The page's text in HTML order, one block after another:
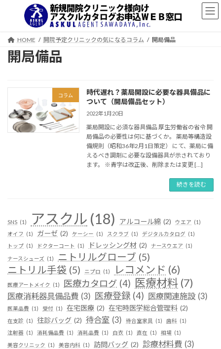
HOME 開院予定クリニックの気になるコラム 開局備品
開局備品
コラム
時代遅れ？薬局開設に必要な器具備品に
ついて（開局備品セット）
2022年1月20日
薬局開設に必須な器具備品 厚生労働省の省令 開
局備品の必要性は何に基づくか。 薬局等構造設
備規則（昭和36年2月1日策定） にて、薬局に備
えるべき調剤に必要な設備器具が示されており
ます。 ※青字は改正後、削除または変更 […]
続きを読む
SNS (1) アスクル (18) アルコール綿 (2) ウエア (1)
オイフ
(1) ガーゼ (2) ケーシー (1) スクラブ (1) デジタルカタログ (1)
トップ (1) ドクターコート (1) ドレッシング材 (2) ナースウエア (1)
ナースシューズ (1) ニトリルグローブ (5)
ニトリル手袋 (5) ニプロ (1) レコメンド (6)
医療アートメイク (1) 医療カタログ (4) 医療材料 (7)
医療消耗器具備品費 (3) 医療登録 (4) 医療関連施設 (3)
医薬品費 (1) 受付 (1) 在宅医療 (2) 在宅時医学総合管理料 (2)
在支診 (1) 往診バッグ (2) 待合室 (3) 待合室家具 (1) 歯科 (1)
注射器 (1) 消耗備品費 (1) 消耗品費 (1) 白衣 (1) 直在 (1) 相場 (1)
美容クリニック
(1) 美容内科 (1) 訪問バッグ (2) 診療材料費 (3)